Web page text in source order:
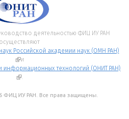
деятельностью ФИЦ ИУ РАН
осуществляют
Российской академии наук (ОМН РАН)
(внешняя ссылка)
и
информационных технологий (ОНИТ РАН)
(внешняя ссылка)
.
ФИЦ ИУ РАН. Все права защищены.